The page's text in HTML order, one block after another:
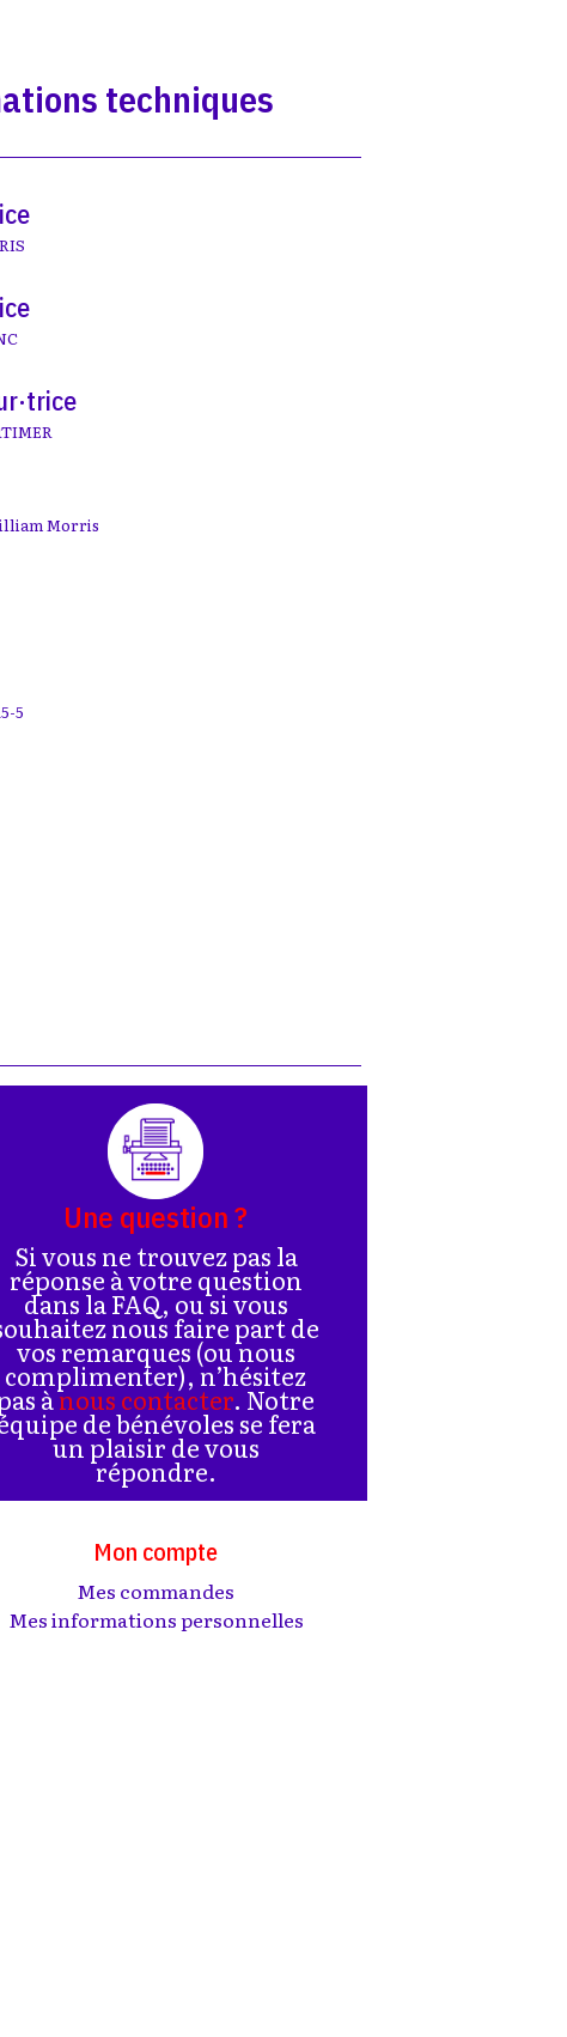
techniques
Morris
5
Une question ?
Si vous ne trouvez pas la
réponse à votre question
dans la FAQ, ou si vous
nous faire part de
vos remarques (ou nous
complimenter), n’hésitez
ànous contacter. Notre
de bénévoles se fera
un plaisir de vous
répondre.
Mon compte
Mes commandes
Mes informations personnelles